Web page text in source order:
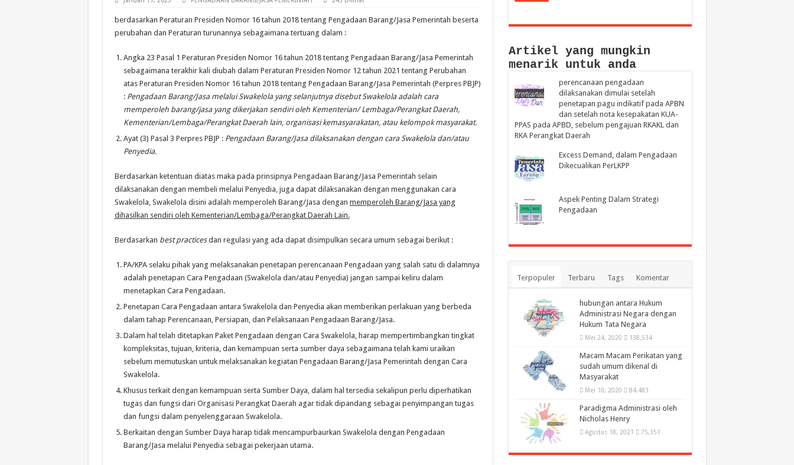
berdasarkan Peraturan Presiden Nomor 16 tahun 2018 tentang Pengadaan Barang/Jasa Pemerintah beserta
perubahan dan Peraturan turunannya sebagaimana tertuang dalam :
Angka 23 Pasal 1 Peraturan Presiden Nomor 16 tahun 2018 tentang Pengadaan Barang/Jasa Pemerintah
sebagaimana terakhir kali diubah dalam Peraturan Presiden Nomor 12 tahun 2021 tentang Perubahan
atas Peraturan Presiden Nomor 16 tahun 2018 tentang Pengadaan Barang/Jasa Pemerintah (Perpres PBJP)
: Pengadaan Barang/Jasa melalui Swakelola yang selanjutnya disebut Swakelola adalah cara
memperoleh barang/jasa yang dikerjakan sendiri oleh Kementerian/ Lembaga/Perangkat Daerah,
Kementerian/Lembaga/Perangkat Daerah lain, organisasi kemasyarakatan, atau kelompok masyarakat.
Ayat (3) Pasal 3 Perpres PBJP : Pengadaan Barang/Jasa dilaksanakan dengan cara Swakelola dan/atau
Penyedia.
Berdasarkan ketentuan diatas maka pada prinsipnya Pengadaan Barang/Jasa Pemerintah selain
dilaksanakan dengan membeli melalui Penyedia, juga dapat dilaksanakan dengan menggunakan cara
Swakelola, Swakelola disini adalah memperoleh Barang/Jasa dengan memperoleh Barang/Jasa yang
dihasilkan sendiri oleh Kementerian/Lembaga/Perangkat Daerah Lain.
Berdasarkan best practicesdan regulasi yang ada dapat disimpulkan secara umum sebagai berikut :
PA/KPA selaku pihak yang melaksanakan penetapan perencanaan Pengadaan yang salah satu di dalamnya
adalah penetapan Cara Pengadaan (Swakelola dan/atau Penyedia) jangan sampai keliru dalam
menetapkan Cara Pengadaan.
Penetapan Cara Pengadaan antara Swakelola dan Penyedia akan memberikan perlakuan yang berbeda
dalam tahap Perencanaan, Persiapan, dan Pelaksanaan Pengadaan Barang/Jasa.
Dalam hal telah ditetapkan Paket Pengadaan dengan Cara Swakelola, harap mempertimbangkan tingkat
kompleksitas, tujuan, kriteria, dan kemampuan serta sumber daya sebagaimana telah kami uraikan
sebelum memutuskan untuk melaksanakan kegiatan Pengadaan Barang/Jasa Pemerintah dengan Cara
Swakelola.
Khusus terkait dengan kemampuan serta Sumber Daya, dalam hal tersedia sekalipun perlu diperhatikan
tugas dan fungsi dari Organisasi Perangkat Daerah agar tidak dipandang sebagai penyimpangan tugas
dan fungsi dalam penyelenggaraan Swakelola.
Berkaitan dengan Sumber Daya harap tidak mencampurbaurkan Swakelola dengan Pengadaan
Barang/Jasa melalui Penyedia sebagai pekerjaan utama.
Artikel yang mungkin
menarik untuk anda
perencanaan pengadaan
dilaksanakan dimulai setelah
penetapan pagu indikatif pada APBN
dan setelah nota kesepakatan KUA-
PPAS pada APBD, sebelum pengajuan RKAKL dan
RKA Perangkat Daerah
Excess Demand, dalam Pengadaan
Dikecualikan PerLKPP
Aspek Penting Dalam Strategi
Pengadaan
Terpopuler Terbaru Tags Komentar
hubungan antara Hukum
Administrasi Negara dengan
Hukum Tata Negara
Mei 24, 2020 138,534
Macam Macam Perikatan yang
sudah umum dikenal di
Masyarakat
Mei 10, 2020 84,483
Paradigma Administrasi oleh
Nicholas Henry
Agustus 18, 2021 75,351